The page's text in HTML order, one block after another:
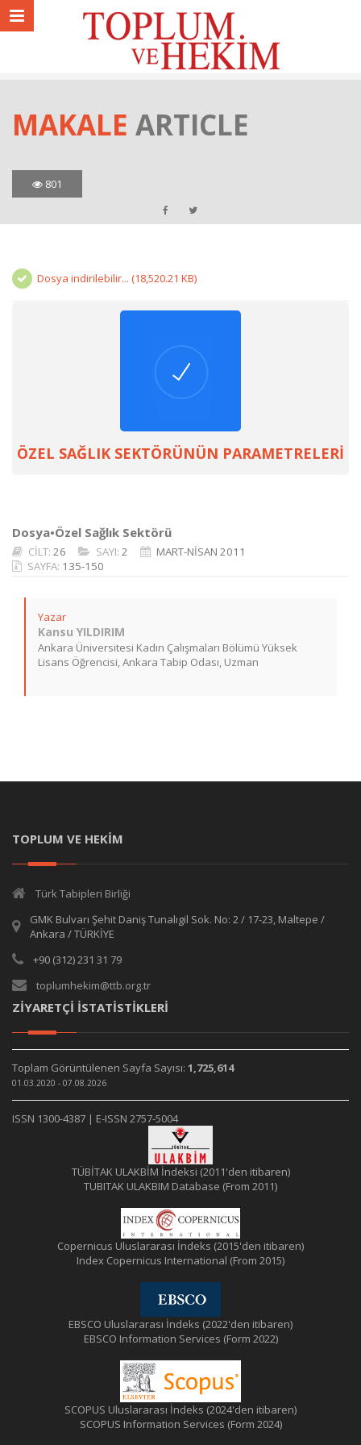
MAKALE ARTICLE
801
Dosya indirilebilir... (18,520.21 KB)
ÖZEL SAĞLIK SEKTÖRÜNÜN PARAMETRELERİ
Dosya•Özel Sağlık Sektörü
CİLT: 26 SAYI: 2
MART-NİSAN 2011
SAYFA: 135-150
Yazar
Kansu YILDIRIM
Ankara Üniversitesi Kadın Çalışmaları Bölümü Yüksek
Lisans Öğrencisi, Ankara Tabip Odası, Uzman
TOPLUM VE HEKİM
Türk Tabipleri Birliği
GMK Bulvarı Şehit Daniş Tunalıgil Sok. No: 2 / 17-23, Maltepe /
Ankara / TÜRKİYE
+90 (312) 231 31 79
toplumhekim@ttb.org.tr
ZİYARETÇİ İSTATİSTİKLERİ
Toplam Görüntülenen Sayfa Sayısı: 1,725,614
01.03.2020 - 07.08.2026
ISSN 1300-4387 | E-ISSN 2757-5004
TÜBİTAK ULAKBİM İndeksi (2011'den itibaren)
TUBITAK ULAKBIM Database (From 2011)
Copernicus Uluslararası İndeks (2015'den itibaren)
Index Copernicus International (From 2015)
EBSCO Uluslararası İndeks (2022'den itibaren)
EBSCO Information Services (Form 2022)
SCOPUS Uluslararası İndeks (2024'den itibaren)
SCOPUS Information Services (Form 2024)